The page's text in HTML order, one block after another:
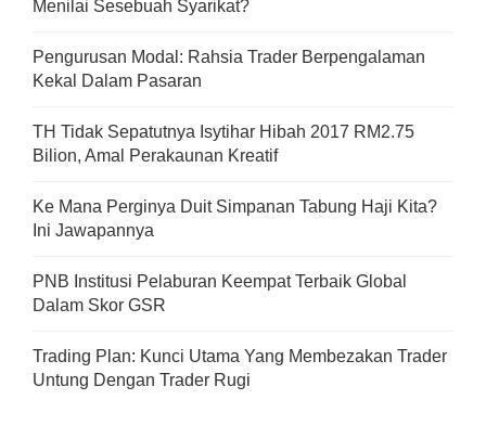
Menilai Sesebuah Syarikat?
Pengurusan Modal: Rahsia Trader Berpengalaman
Kekal Dalam Pasaran
TH Tidak Sepatutnya Isytihar Hibah 2017 RM2.75
Bilion, Amal Perakaunan Kreatif
Ke Mana Perginya Duit Simpanan Tabung Haji Kita?
Ini Jawapannya
PNB Institusi Pelaburan Keempat Terbaik Global
Dalam Skor GSR
Trading Plan: Kunci Utama Yang Membezakan Trader
Untung Dengan Trader Rugi